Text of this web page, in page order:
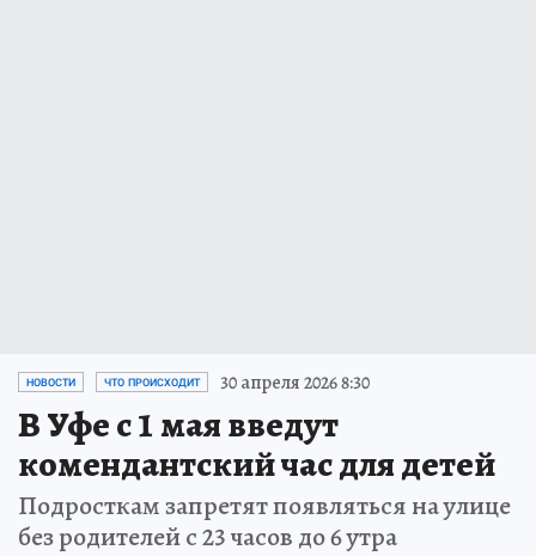
НОВОСТИ ЧТО ПРОИСХОДИТ 30 апреля 2026 8:30
В Уфе с 1 мая введут
комендантский час для детей
Подросткам запретят появляться на улице
без родителей с 23 часов до 6 утра